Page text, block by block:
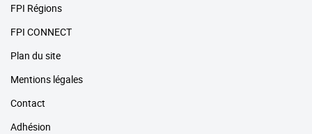
FPI Régions
FPI CONNECT
Plan du site
Mentions légales
Contact
Adhésion